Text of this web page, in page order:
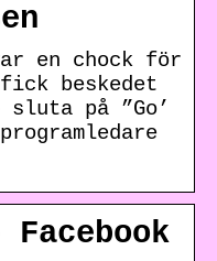
en chock för
beskedet
sluta på ”Go’